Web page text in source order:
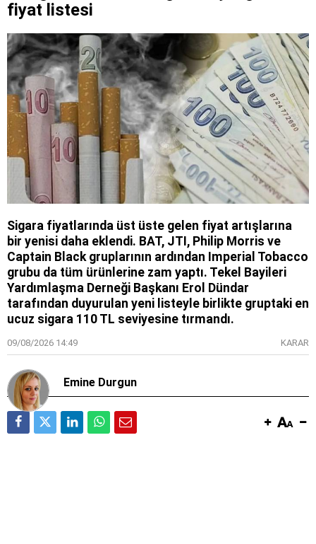
fiyat listesi
Sigara fiyatlarında üst üste gelen fiyat artışlarına
bir yenisi daha eklendi. BAT, JTI, Philip Morris ve
Captain Black gruplarının ardından Imperial Tobacco
grubu da tüm ürünlerine zam yaptı. Tekel Bayileri
Yardımlaşma Derneği Başkanı Erol Dündar
tarafından duyurulan yeni listeyle birlikte gruptaki en
ucuz sigara 110 TL seviyesine tırmandı.
09/08/2026 14:49 KARAR
Emine Durgun